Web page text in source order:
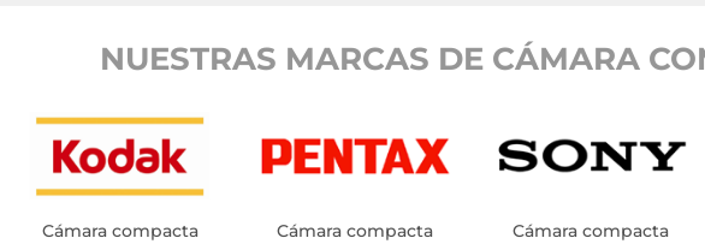
NUESTRAS MARCAS DE CÁMARA
Cámara compacta
Cámara compacta
Cámara compacta